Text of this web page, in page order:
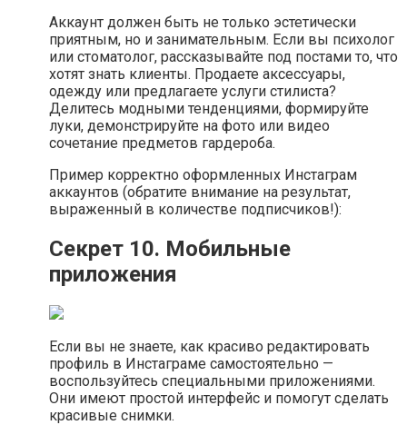
Аккаунт должен быть не только эстетически
приятным, но и занимательным. Если вы психолог
или стоматолог, рассказывайте под постами то, что
хотят знать клиенты. Продаете аксессуары,
одежду или предлагаете услуги стилиста?
Делитесь модными тенденциями, формируйте
луки, демонстрируйте на фото или видео
сочетание предметов гардероба.
Пример корректно оформленных Инстаграм
аккаунтов (обратите внимание на результат,
выраженный в количестве подписчиков!):
Секрет 10. Мобильные
приложения
Если вы не знаете, как красиво редактировать
профиль в Инстаграме самостоятельно —
воспользуйтесь специальными приложениями.
Они имеют простой интерфейс и помогут сделать
красивые снимки.